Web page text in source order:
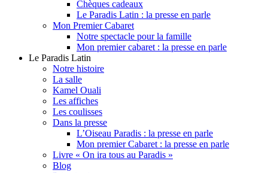
Chèques cadeaux
Le Paradis Latin : la presse en parle
Mon Premier Cabaret
Notre spectacle pour la famille
Mon premier cabaret : la presse en parle
Le Paradis Latin
Notre histoire
La salle
Kamel Ouali
Les affiches
Les coulisses
Dans la presse
L’Oiseau Paradis : la presse en parle
Mon premier Cabaret : la presse en parle
Livre « On ira tous au Paradis »
Blog